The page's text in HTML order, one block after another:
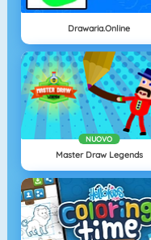
Drawaria.online
NUOVO
Master Draw Legends